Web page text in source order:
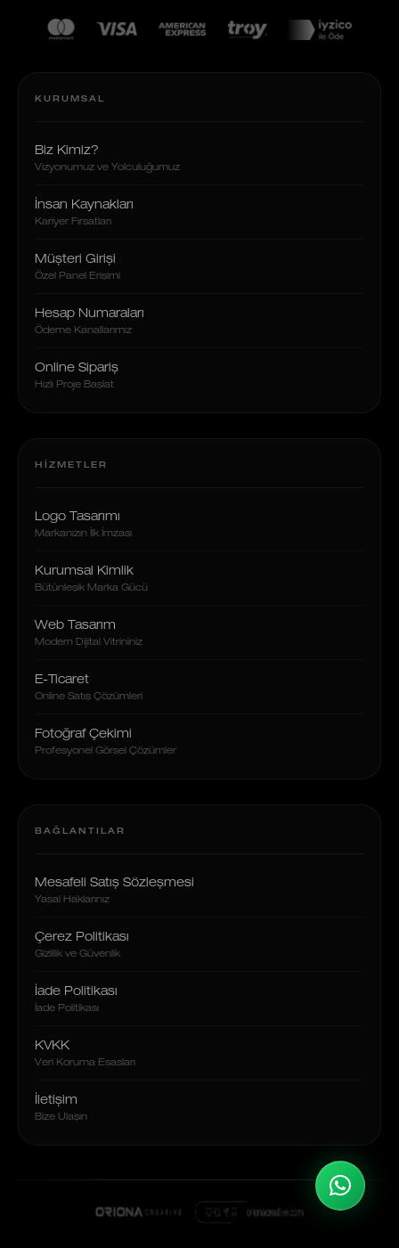
KURUMSAL
Biz Kimiz?
Vizyonumuz ve Yolculuğumuz
İnsan Kaynakları
Kariyer Fırsatları
Müşteri Girişi
Özel Panel Erişimi
Hesap Numaraları
Ödeme Kanallarımız
Online Sipariş
Hızlı Proje Başlat
HIZMETLER
Logo Tasarımı
Markanızın İlk İmzası
Kurumsal Kimlik
Bütünleşik Marka Gücü
Web Tasarım
Modern Dijital Vitrininiz
E-Ticaret
Online Satış Çözümleri
Fotoğraf Çekimi
Profesyonel Görsel Çözümler
BAĞLANTILAR
Mesafeli Satış Sözleşmesi
Yasal Haklarınız
Çerez Politikası
Gizlilik ve Güvenlik
İade Politikası
İade Politikası
KVKK
Veri Koruma Esasları
İletişim
Bize Ulaşın